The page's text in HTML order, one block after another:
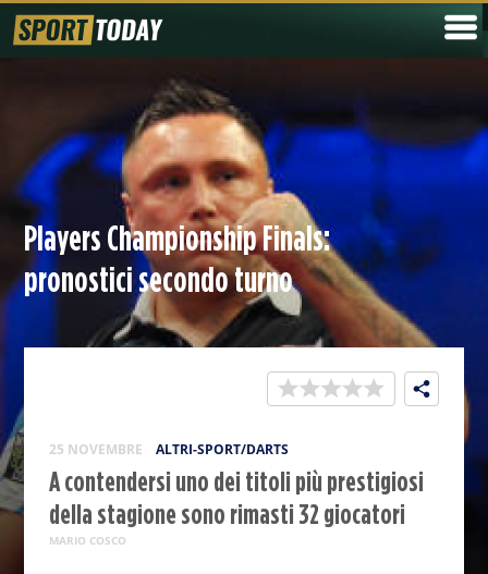
Players Championship Finals:
pronostici secondo turno
25 NOVEMBRE ALTRI-SPORT/DARTS
A contendersi uno dei titoli più prestigiosi
della stagione sono rimasti 32 giocatori
MARIO COSCO